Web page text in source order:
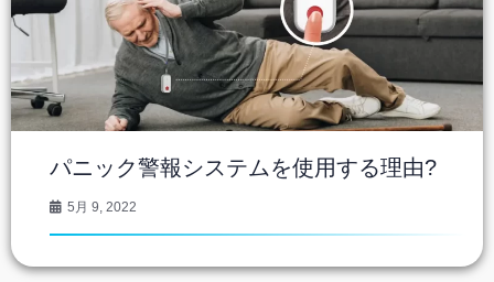
パニック警報システムを使用する理由?
5月 9, 2022